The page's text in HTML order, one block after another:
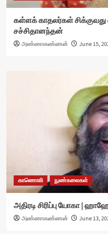
கள்ளக் காதலர்கள் சிக்குவது
சச்சிதானந்தன்
அண்ணாகண்ணன் June 15,
காணொலி நுண்கலைகள்
அதிரடி சிரிப்பு யோகா |
அண்ணாகண்ணன் June 13,